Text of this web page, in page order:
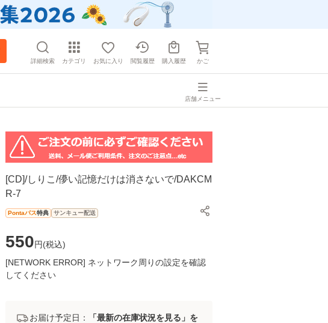
詳細検索 カテゴリ お気に入り 閲覧履歴 購入履歴 かご
店舗メニュー
[CD]/しりこ/儚い記憶だけは消さないで/DAKCM
R-7
Pontaパス特典 サンキュー配送
550円(税込)
[NETWORK ERROR] ネットワーク周りの設定を確認
してください
お届け予定日：
「最新の在庫状況を見る」を